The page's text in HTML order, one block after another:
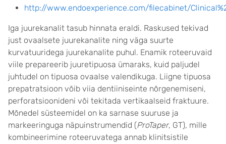
http://www.endoexperience.com/filecabinet/
Iga juurekanalit tasub hinnata eraldi. Raskused tekivad
just ovaalsete juurekanalite ning väga suurte
kurvatuuridega juurekanalite puhul. Enamik roteeruvaid
viile prepareerib juuretipuosa ümaraks, kuid paljudel
juhtudel on tipuosa ovaalse valendikuga. Liigne tipuosa
prepatratsioon võib viia dentiiniseinte nõrgenemiseni,
perforatsioonideni või tekitada vertikaalseid fraktuure.
Mõnedel süsteemidel on ka sarnase suuruse ja
markeeringuga näpuinstrumendid (ProTaper, GT), mille
kombineerimine roteeruvatega annab klinitsistile